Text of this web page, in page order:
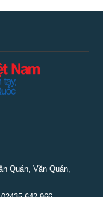
Quán, Văn Quán,